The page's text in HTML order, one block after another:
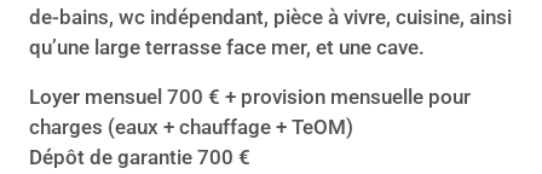
de-bains, wc indépendant, pièce à vivre, cuisine, ainsi
qu’une large terrasse face mer, et une cave.
Loyer mensuel 700 € + provision mensuelle pour
charges (eaux + chauffage + TeOM)
Dépôt de garantie 700 €